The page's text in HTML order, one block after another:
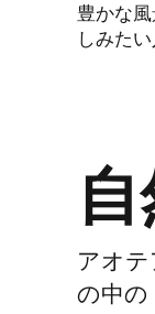
豊かな
しみた
アオ
の中の